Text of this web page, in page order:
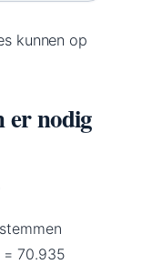
kunnen op
er nodig
= 70.935